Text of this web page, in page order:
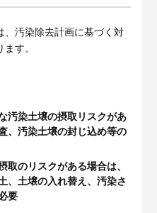
、汚染除去計画に基づく対
す。
汚染土壌の摂取リスクがあ
、汚染土壌の封じ込め等の
取のリスクがある場合は、
、土壌の入れ替え、汚染さ
要